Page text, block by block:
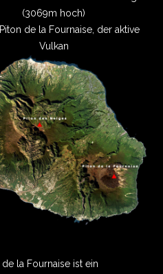
(3069m hoch)
de la Fournaise, der aktive
Vulkan
de la Fournaise ist ein